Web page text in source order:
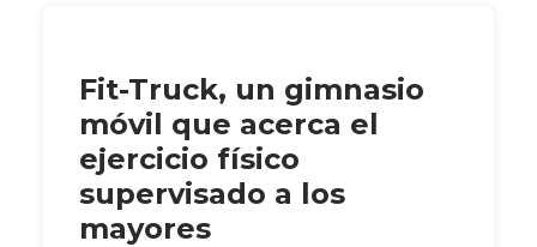
Fit-Truck, un gimnasio
móvil que acerca el
ejercicio físico
supervisado a los
mayores